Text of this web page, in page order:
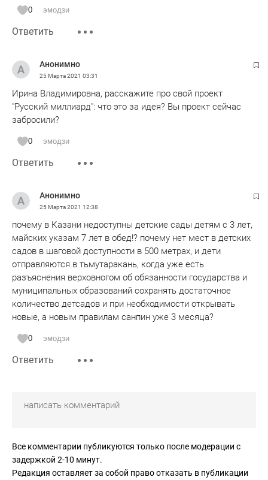
0 эмодзи
Ответить
Анонимно
25 Марта 2021 03:31
Ирина Владимировна, расскажите про свой проект
"Русский миллиард": что это за идея? Вы проект сейчас
забросили?
0 эмодзи
Ответить
Анонимно
25 Марта 2021 12:38
почему в Казани недоступны детские сады детям с 3 лет,
майских указам 7 лет в обед!? почему нет мест в детских
садов в шаговой доступности в 500 метрах, и дети
отправляются в тьмутаракань, когда уже есть
разъяснения верховногом об обязанности государства и
муниципальных образований сохранять достаточное
количество детсадов и при необходимости открывать
новые, а новым правилам санпин уже 3 месяца?
0 эмодзи
Ответить
Все комментарии публикуются только после модерации с
задержкой 2-10 минут.
Редакция оставляет за собой право отказать в публикации